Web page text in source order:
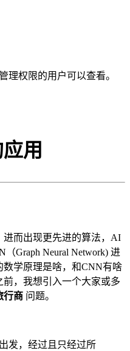
理权限的用户可以查看。
用
而出现更先进的算法，AI
Graph Neural Network) 进
数学原理是啥，和CNN有啥
，我想引入一个大家或多
行商 问题。
发，经过且只经过所